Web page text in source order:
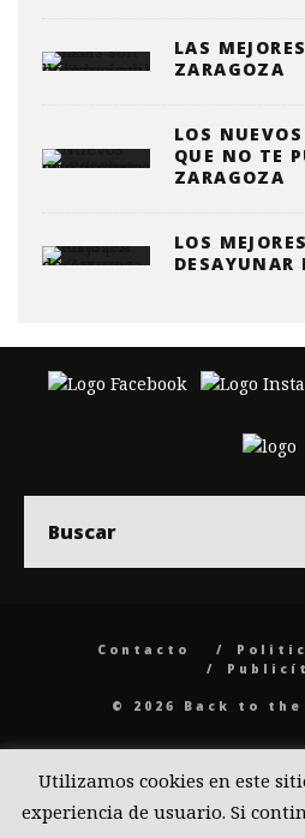
LAS
ZARAGOZA
LOS
QUE NO TE
ZARAGOZA
LOS
DESAYUNAR
Contacto
© 2026 Back to the
Utilizamos cookies en este
experiencia de usuario. Si